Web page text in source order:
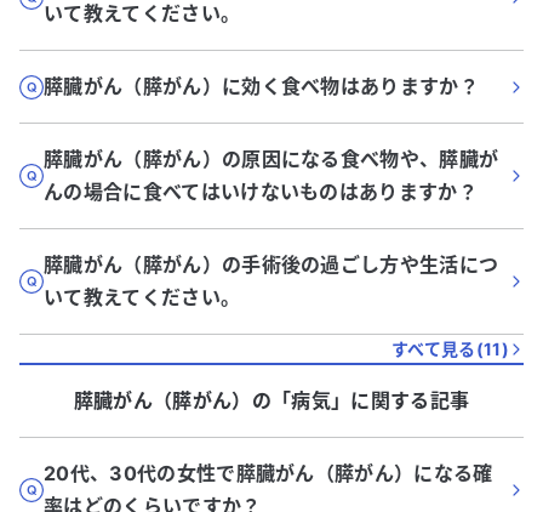
いて教えてください。
膵臓がん（膵がん）に効く食べ物はありますか？
膵臓がん（膵がん）の原因になる食べ物や、膵臓が
んの場合に食べてはいけないものはありますか？
膵臓がん（膵がん）の手術後の過ごし方や生活につ
いて教えてください。
すべて見る(11)
膵臓がん（膵がん） の「病気」に関する記事
20代、30代の女性で膵臓がん（膵がん）になる確
率はどのくらいですか？